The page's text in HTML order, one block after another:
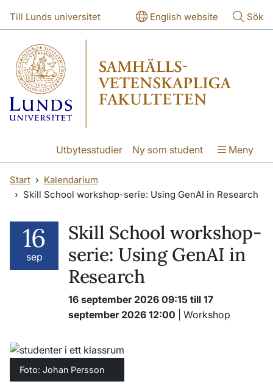
Till Lunds universitet English website Sök
Utbytesstudier Ny som student Meny
Start
Kalendarium
Skill School workshop-serie: Using GenAI in Research
16
sep
Skill School workshop-
serie: Using GenAI in
Research
16 september 2026 09:15 till 17
september 2026 12:00
| Workshop
Foto: Johan Persson